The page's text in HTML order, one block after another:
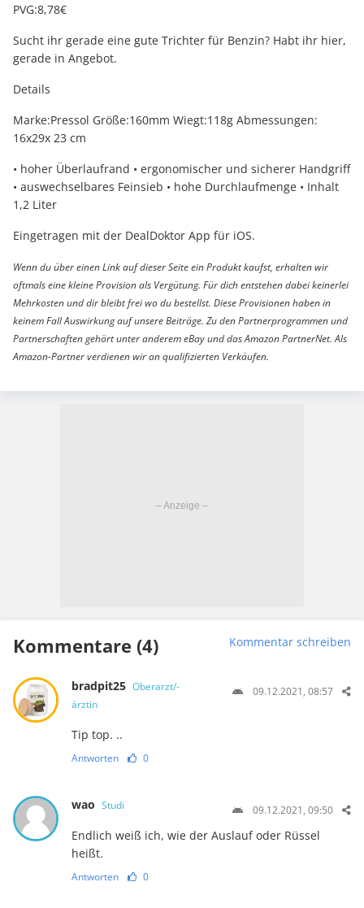
PVG:8,78€
Sucht ihr gerade eine gute Trichter für Benzin? Habt ihr hier,
gerade in Angebot.
Details
Marke:Pressol Größe:160mm Wiegt:118g Abmessungen:
16x29x 23 cm
• hoher Überlaufrand • ergonomischer und sicherer Handgriff
• auswechselbares Feinsieb • hohe Durchlaufmenge • Inhalt
1,2 Liter
Eingetragen mit der DealDoktor App für iOS.
Wenn du über einen Link auf dieser Seite ein Produkt kaufst, erhalten wir
oftmals eine kleine Provision als Vergütung. Für dich entstehen dabei keinerlei
Mehrkosten und dir bleibt frei wo du bestellst. Diese Provisionen haben in
keinem Fall Auswirkung auf unsere Beiträge. Zu den Partnerprogrammen und
Partnerschaften gehört unter anderem eBay und das Amazon PartnerNet. Als
Amazon-Partner verdienen wir an qualifizierten Verkäufen.
Kommentare (4) Kommentar schreiben
bradpit25 Oberarzt/-
ärztin
09.12.2021, 08:57
Tip top. ..
Antworten 0
wao Studi 09.12.2021, 09:50
Endlich weiß ich, wie der Auslauf oder Rüssel
heißt.
Antworten 0